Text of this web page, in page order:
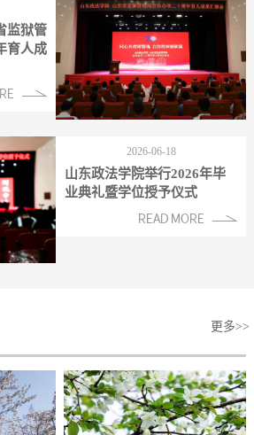
监狱管
育人成
2026-06-18
山东政法学院举行2026年毕
业典礼暨学位授予仪式
更多>>